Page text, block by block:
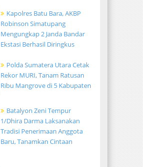
Kapolres Batu Bara, AKBP
Robinson Simatupang
Mengungkap 2 Janda Bandar
Ekstasi Berhasil Diringkus
Polda Sumatera Utara Cetak
Rekor MURI, Tanam Ratusan
Ribu Mangrove di 5 Kabupaten
Batalyon Zeni Tempur
1/Dhira Darma Laksanakan
Tradisi Penerimaan Anggota
Baru, Tanamkan Cintaan